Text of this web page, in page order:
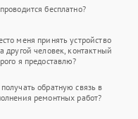
бесплатно?
меня принять устройство
другой человек, контактный
я предоставлю?
обратную связь в
ремонтных работ?